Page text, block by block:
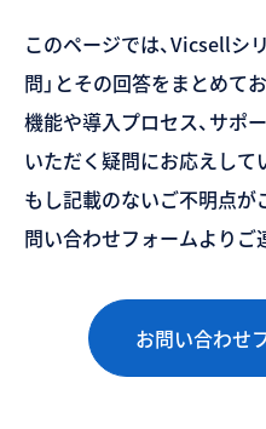
このページでは、Vicsellシ
問」とその回答をまとめて
機能や導入プロセス、サポ
いただく疑問にお応えして
もし記載のないご不明点が
問い合わせフォームよりご
お問い合わせ